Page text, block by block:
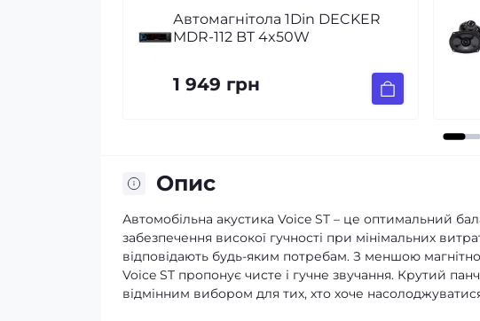
Широкосмугова акустика
Voice LX-69 6х9″ (15х23 см) 70W
1 590 грн
Опис
Автомобільна акустика Voice ST – це оптимальний
забезпечення високої гучності при мінімальних
відповідають будь-яким потребам. З меншою
Voice ST пропонує чисте і гучне звучання. Крутий
відмінним вибором для тих, хто хоче